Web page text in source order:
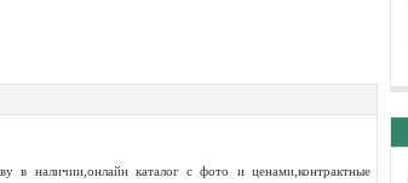
в наличии,oнлайн каталог с фото и ценами,контрактные